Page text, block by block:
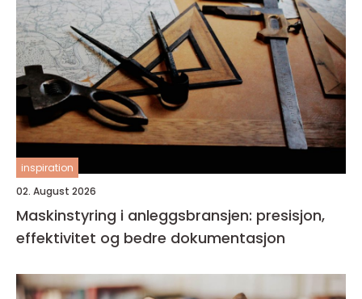
inspiration
02. August 2026
Maskinstyring i anleggsbransjen: presisjon,
effektivitet og bedre dokumentasjon